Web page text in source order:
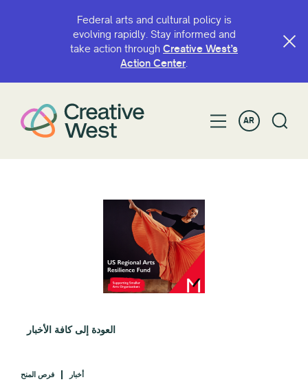
Federal arts and cultural policy is
evolving rapidly. Stay informed and
take action through Creative West’s
Action Center.
AR
العودة إلى كافة الأخبار
فرص المنح أخبار